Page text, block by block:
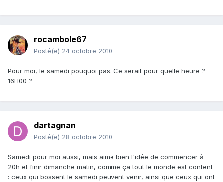
rocambole67
Posté(e) 24 octobre 2010
Pour moi, le samedi pouquoi pas. Ce serait pour quelle heure ?
16H00 ?
dartagnan
Posté(e) 28 octobre 2010
Samedi pour moi aussi, mais aime bien l'idée de commencer à
20h et finir dimanche matin, comme ça tout le monde est content
: ceux qui bossent le samedi peuvent venir, ainsi que ceux qui ont